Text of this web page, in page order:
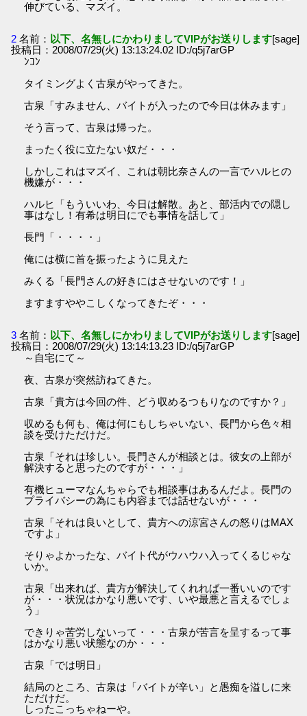
伸びている、マズイ。
2 名前： 以下、名無しにかわりましてVIPがお送りします[sage]
投稿日：2008/07/29(火) 13:13:24.02 ID:/q5j7arGP
ﾝｺﾝ
タイミングよく古泉がやってきた。
古泉「すみません、バイトが入ったので今日は休みます」
そう言って、古泉は帰った。
まったく役に立たない奴だ・・・
しかしこれはマズイ、これは朝比奈さんの一言でハルヒの
機嫌が・・・
ハルヒ「もういいわ、今日は解散。あと、部活内での隠し
事はなし！有希は明日にでも事情を話して」
長門「・・・・」
俺には横に首を振ったように見えた
みくる「長門さんの好きにはさせないのです！」
ますますややこしくなってきたぞ・・・
3 名前： 以下、名無しにかわりましてVIPがお送りします[sage]
投稿日：2008/07/29(火) 13:14:13.23 ID:/q5j7arGP
～自宅にて～
夜、古泉が突然訪ねてきた。
古泉「貴方は今回の件、どう収めるつもりなのですか？」
収めるも何も、俺は何にもしちゃいない、長門から色々相
談を受けただけだ。
古泉「それは珍しい。長門さんが相談とは。彼女の上部が
解決すると思ったのですが・・・」
有機ヒューマなんちゃらでも相談事はあるんだよ。長門の
プライバシーの為にも内容までは話せないが・・・
古泉「それは良いとして、貴方への涼宮さんの怒りはMAX
ですよ」
そりゃよかったな、バイト代がウハウハ入ってくるじゃな
いか。
古泉「出来れば、貴方が解決してくれれば一番いいのです
が・・・状況はかなり悪いです、いや最悪と言えるでしょ
う」
できりゃ苦労しないって・・・古泉が苦言を呈するって事
はかなり悪い状態なのか・・・
古泉「では明日」
結局のところ、古泉は「バイトが辛い」と愚痴を溢しに来
ただけだ。
しったこっちゃねーや。